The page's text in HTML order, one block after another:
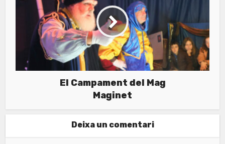
El Campament del Mag
Maginet
Deixa un comentari